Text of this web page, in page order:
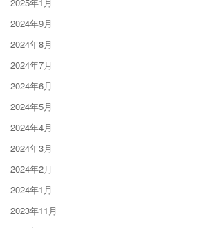
2024年9月
2024年8月
2024年7月
2024年6月
2024年5月
2024年4月
2024年3月
2024年2月
2024年1月
2023年11月